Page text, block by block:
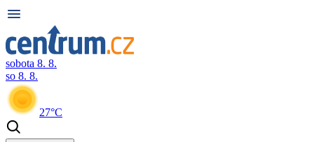
sobota 8. 8.
so 8. 8.
27°C